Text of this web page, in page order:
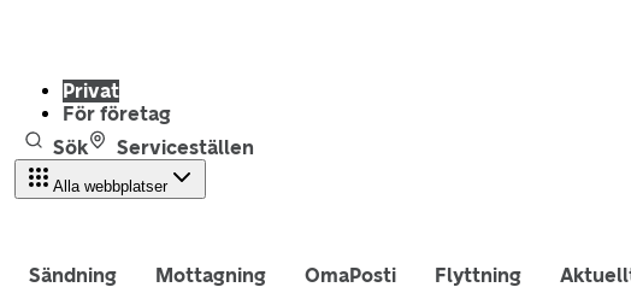
Privat
För företag
Sök
Serviceställen
Alla webbplatser
Sändning Mottagning OmaPosti Flyttning